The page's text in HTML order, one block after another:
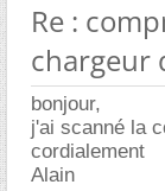
Re :
chargeur
bonjour,
j'ai scanné la
cordialement
Alain